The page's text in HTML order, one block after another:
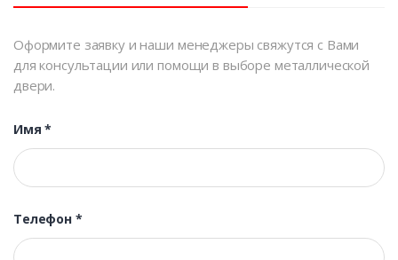
Оформите заявку и наши менеджеры свяжутся с Вами
для консультации или помощи в выборе металлической
двери.
Имя*
Телефон *